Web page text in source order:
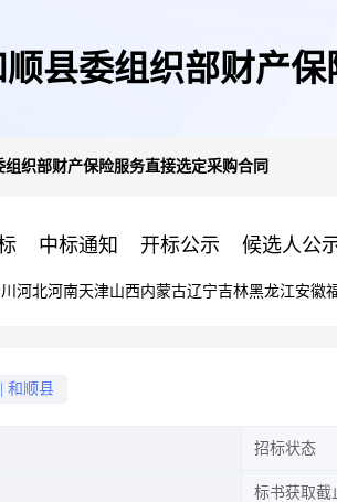
顺县委组织部财产
组织部财产保险服务直接选定采购合同
中标通知 开标公示 候选人公
河北河南天津山西内蒙古辽宁吉林黑龙江安徽
和顺县
招标状态
标书获取截